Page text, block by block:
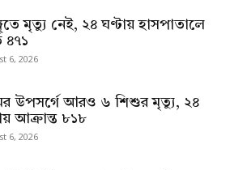
মৃত্যু নেই, ২৪ ঘণ্টায় হাসপাতালে
৪৭১
6, 2026
উপসর্গে আরও ৬ শিশুর মৃত্যু, ২৪
আক্রান্ত ৮১৮
6, 2026